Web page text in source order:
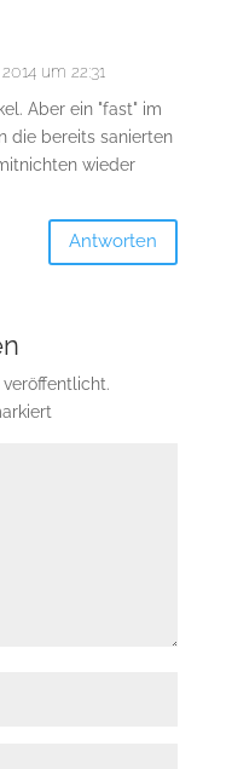
um 22:31
Aber ein "fast" im
die bereits sanierten
wieder
Antworten